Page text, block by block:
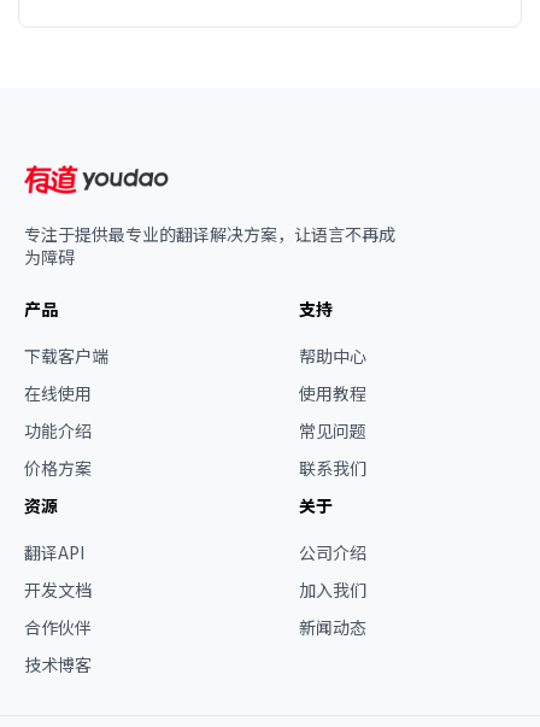
专注于提供最专业的翻译解决方案，让语言不再成
为障碍
产品
下载客户端
在线使用
功能介绍
价格方案
支持
帮助中心
使用教程
常见问题
联系我们
资源
翻译API
开发文档
合作伙伴
技术博客
关于
公司介绍
加入我们
新闻动态